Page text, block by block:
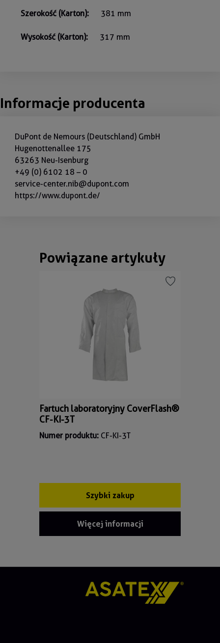
Szerokość (Karton): 381 mm
Wysokość (Karton): 317 mm
Informacje producenta
DuPont de Nemours (Deutschland) GmbH
Hugenottenallee 175
63263 Neu-Isenburg
+49 (0) 6102 18 – 0
service-center.nib@dupont.com
https://www.dupont.de/
Pomiń galerię produktów
Powiązane artykuły
Fartuch laboratoryjny CoverFlash®
CF-KI-3T
Numer produktu: CF-KI-3T
Szybki zakup
Więcej informacji